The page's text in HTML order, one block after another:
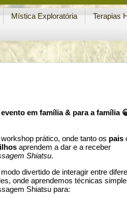
Mística Exploratória Terapias
em família & para a família
prático, onde tanto os pais
aprendem a dar e a receber
Shiatsu.
divertido de interagir entre
onde aprendemos técnicas
Shiatsu para: